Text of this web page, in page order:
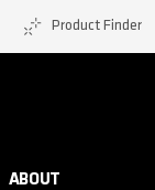
Product Finder
ABOUT